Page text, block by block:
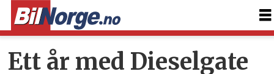
Ett år med Dieselgate